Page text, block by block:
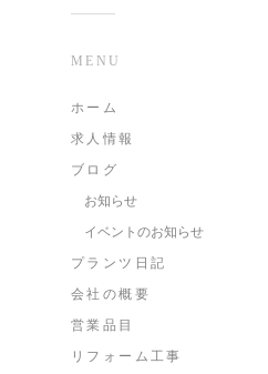
MENU
ホーム
求人情報
ブログ
お知らせ
イベントのお知らせ
プランツ日記
会社の概要
営業品目
リフォーム工事